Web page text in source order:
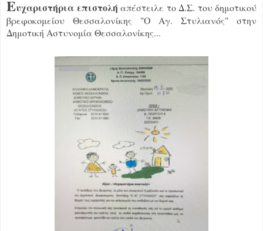
Ευχαριστήρια επιστολή απέστειλε το Δ.Σ. του δημοτικού
βρεφοκομείου Θεσσαλονίκης "Ο Αγ. Στυλιανός" στην
Δημοτική Αστυνομία Θεσσαλονίκης...